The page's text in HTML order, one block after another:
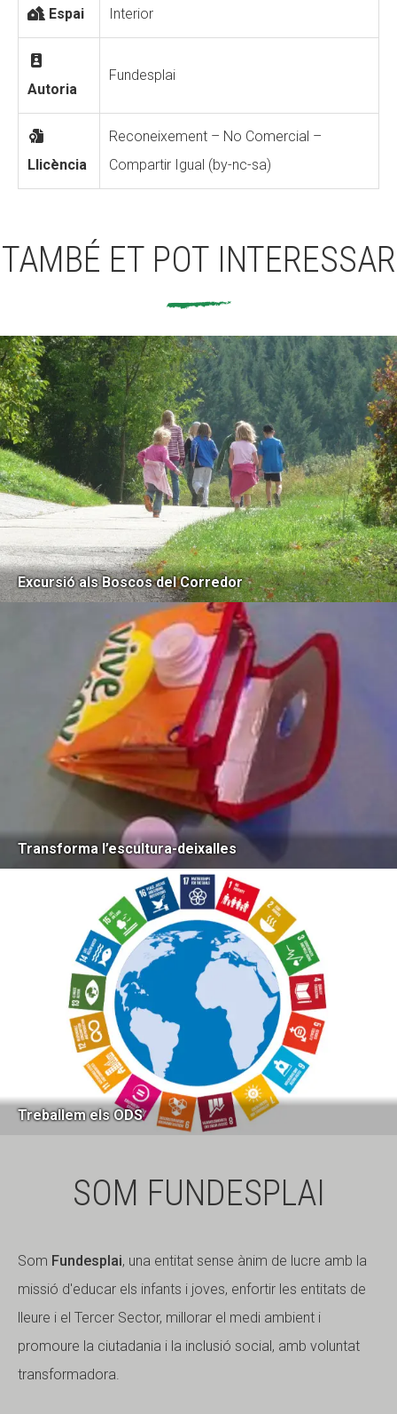
Espai Interior
Autoria
Fundesplai
Llicència
Reconeixement – No Comercial –
Compartir Igual (by-nc-sa)
TAMBÉ ET POT INTERESSAR
Excursió als Boscos del Corredor
Transforma l’escultura-deixalles
Treballem els ODS
SOM FUNDESPLAI
Som Fundesplai, una entitat sense ànim de lucre amb la
missió d'educar els infants i joves, enfortir les entitats de
lleure i el Tercer Sector, millorar el medi ambient i
promoure la ciutadania i la inclusió social, amb voluntat
transformadora.